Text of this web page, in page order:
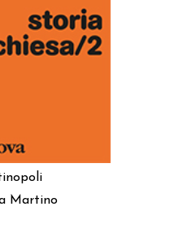
Martino